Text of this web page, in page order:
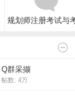
规划师注册考试与
Q群采撷
帖数: 4万